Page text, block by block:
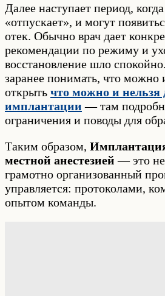
Далее наступает период,
«отпускает», и могут
отек. Обычно врач дает
рекомендации по режиму и
восстановление шло
заранее понимать, что можно
открыть что можно и нельзя
имплантации — там
ограничения и поводы для
Таким образом,
местной анестезией — это не
грамотно организованный
управляется: протоколами,
опытом команды.